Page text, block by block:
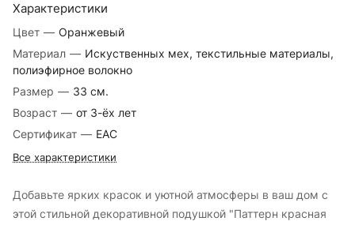
Характеристики
Цвет — Оранжевый
Материал — Искуственных мех, текстильные материалы,
полиэфирное волокно
Размер — 33 см.
Возраст — от 3-ёх лет
Сертификат — EAC
Все характеристики
Добавьте ярких красок и уютной атмосферы в ваш дом с
этой стильной декоративной подушкой "Паттерн красная